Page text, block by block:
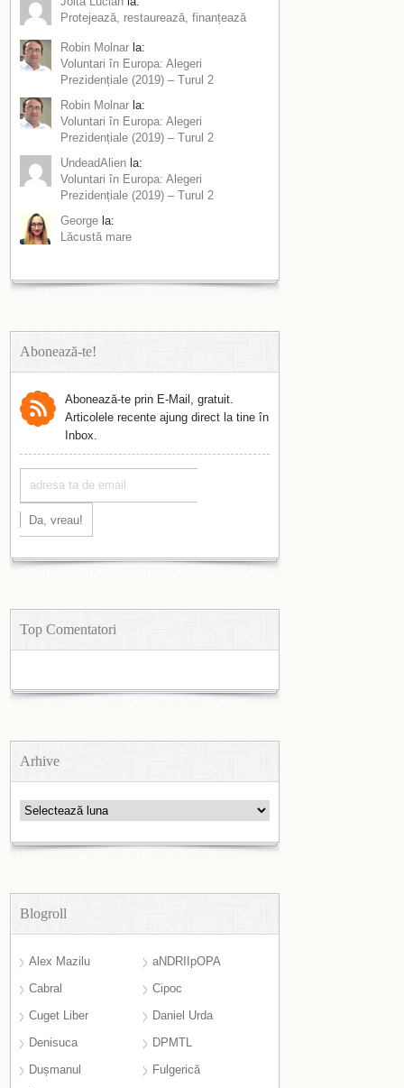
Protejează, restaurează, finanțează
Robin Molnar la:
Voluntari în Europa: Alegeri
Prezidențiale (2019) – Turul 2
Robin Molnar la:
Voluntari în Europa: Alegeri
Prezidențiale (2019) – Turul 2
UndeadAlien la:
Voluntari în Europa: Alegeri
Prezidențiale (2019) – Turul 2
George la:
Lăcustă mare
Abonează-te!
Abonează-te prin E-Mail, gratuit.
Articolele recente ajung direct la tine în
Inbox.
Top Comentatori
Arhive
Arhive
Blogroll
Alex Mazilu
aNDRIIpOPA
Cabral
Cipoc
Cuget Liber
Daniel Urda
Denisuca
DPMTL
Dușmanul
Fulgerică